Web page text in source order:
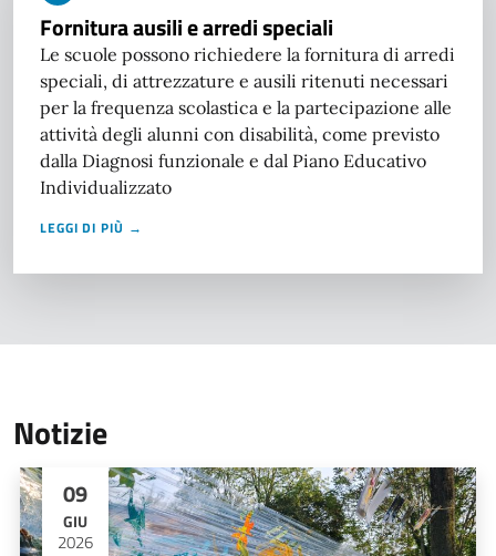
Fornitura ausili e arredi speciali
Le scuole possono richiedere la fornitura di arredi
speciali, di attrezzature e ausili ritenuti necessari
per la frequenza scolastica e la partecipazione alle
attività degli alunni con disabilità, come previsto
dalla Diagnosi funzionale e dal Piano Educativo
Individualizzato
LEGGI DI PIÙ →
Notizie
09
GIU
2026